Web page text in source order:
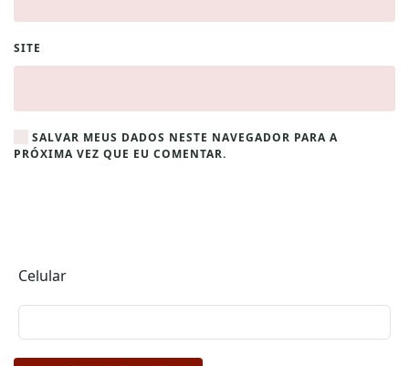
SITE
SALVAR MEUS DADOS NESTE NAVEGADOR PARA A
PRÓXIMA VEZ QUE EU COMENTAR.
Celular